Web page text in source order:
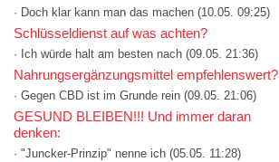
· Doch klar kann man das machen (10.05. 09:25)
Schlüsseldienst auf was achten?
· Ich würde halt am besten nach (09.05. 21:36)
Nahrungsergänzungsmittel empfehlenswert?
· Gegen CBD ist im Grunde rein (09.05. 21:06)
GESUND BLEIBEN!!! Und immer daran
denken:
· "Juncker-Prinzip" nenne ich (05.05. 11:28)